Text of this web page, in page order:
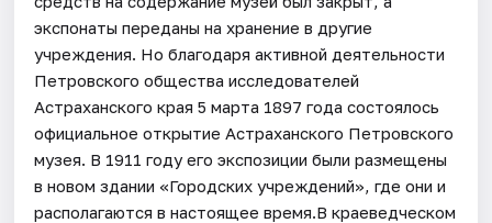
экспонаты переданы на хранение в другие
учреждения. Но благодаря активной деятельности
Петровского общества исследователей
Астраханского края 5 марта 1897 года состоялось
официальное открытие Астраханского Петровского
музея. В 1911 году его экспозиции были размещены
в новом здании «Городских учреждений», где они и
располагаются в настоящее время.В краеведческом